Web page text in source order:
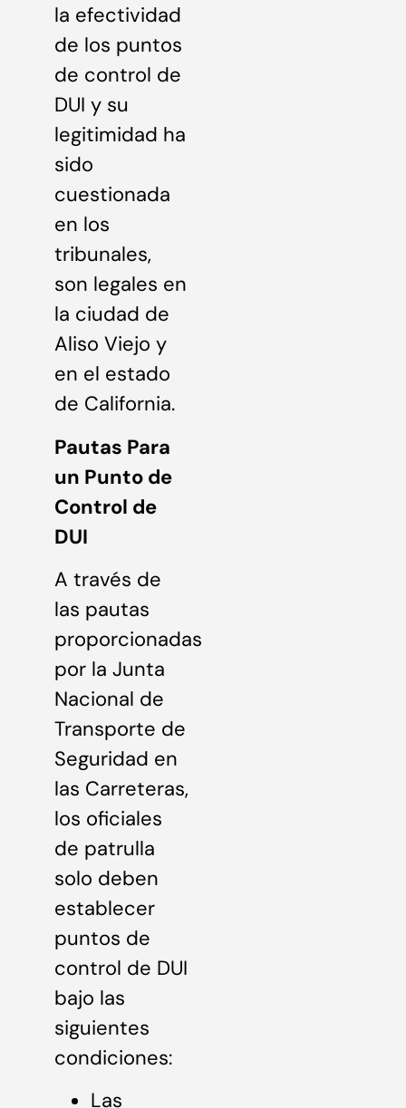
la efectividad
de los puntos
de control de
DUI y su
legitimidad ha
sido
cuestionada
en los
tribunales,
son legales en
la ciudad de
Aliso Viejo y
en el estado
de California.
Pautas Para
un Punto de
Control de
DUI
A través de
las pautas
proporcionadas
por la Junta
Nacional de
Transporte de
Seguridad en
las Carreteras,
los oficiales
de patrulla
solo deben
establecer
puntos de
control de DUI
bajo las
siguientes
condiciones:
Las